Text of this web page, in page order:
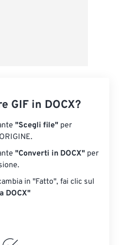
GIF in DOCX?
"Scegli file" per
"Converti in DOCX" per
in "Fatto", fai clic sul
DOCX"